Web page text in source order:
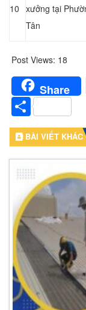
10 xưởng tại
Tân
Post Views: 18
Share
Share
BÀI VIẾT KHÁC